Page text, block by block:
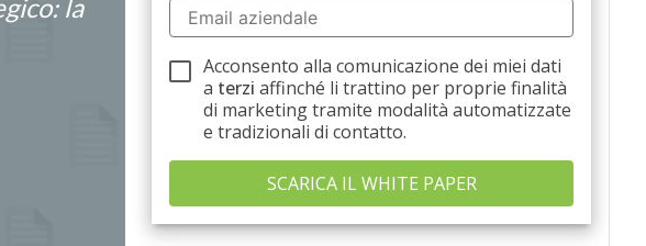
la
Acconsento alla comunicazione dei miei dati
a terzi affinché li trattino per proprie finalità
di marketing tramite modalità automatizzate
e tradizionali di contatto.